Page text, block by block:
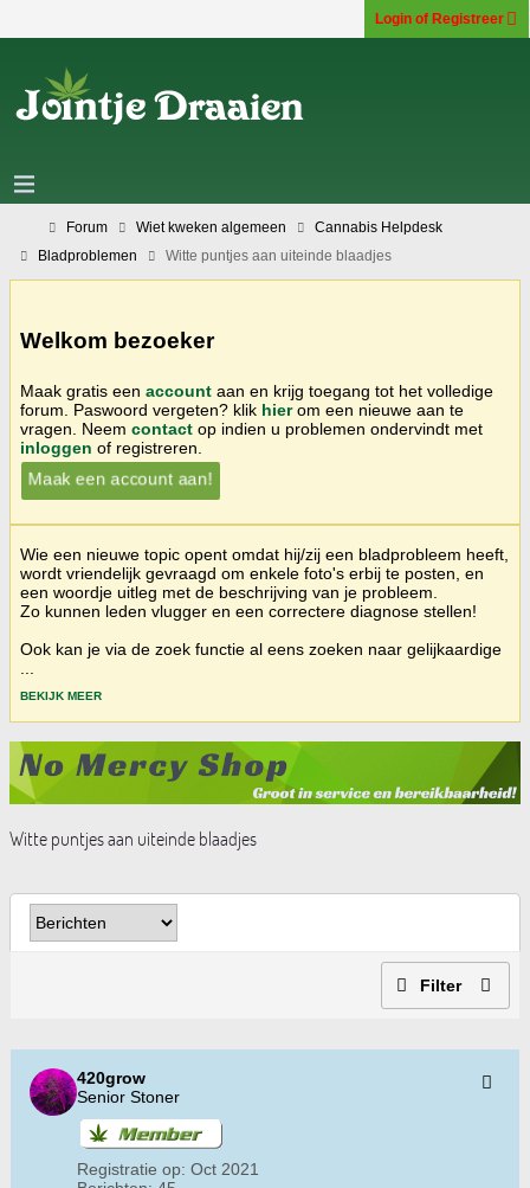
Login of Registreer
Forum Wiet kweken algemeen
Cannabis Helpdesk
Bladproblemen
Witte puntjes aan uiteinde blaadjes
Welkom bezoeker
Maak gratis een account aan en krijg toegang tot het volledige
forum. Paswoord vergeten? klik hierom een nieuwe aan te
vragen. Neem contact op indien u problemen ondervindt met
inloggen of registreren.
Maak een account aan!
Wie een nieuwe topic opent omdat hij/zij een bladprobleem heeft,
wordt vriendelijk gevraagd om enkele foto's erbij te posten, en
een woordje uitleg met de beschrijving van je probleem.
Zo kunnen leden vlugger en een correctere diagnose stellen!
Ook kan je via de zoek functie al eens zoeken naar gelijkaardige
BEKIJK MEER
Witte puntjes aan uiteinde blaadjes
Filter
420grow
Senior Stoner
Registratie op: Oct 2021